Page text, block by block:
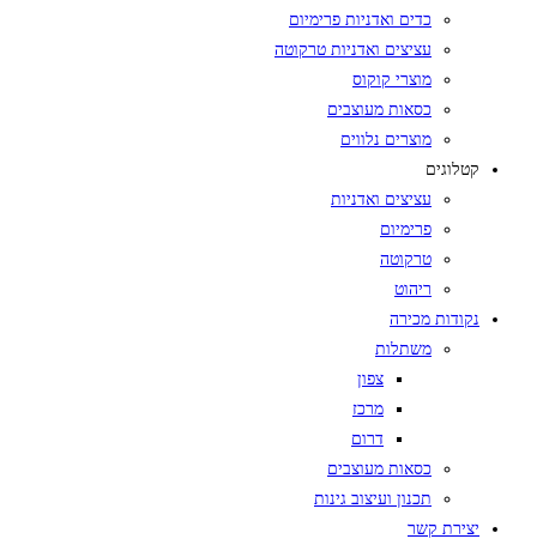
כדים ואדניות פרימיום
עציצים ואדניות טרקוטה
מוצרי קוקוס
כסאות מעוצבים
מוצרים נלווים
קטלוגים
עציצים ואדניות
פרימיום
טרקוטה
ריהוט
נקודות מכירה
משתלות
צפון
מרכז
דרום
כסאות מעוצבים
תכנון ועיצוב גינות
יצירת קשר